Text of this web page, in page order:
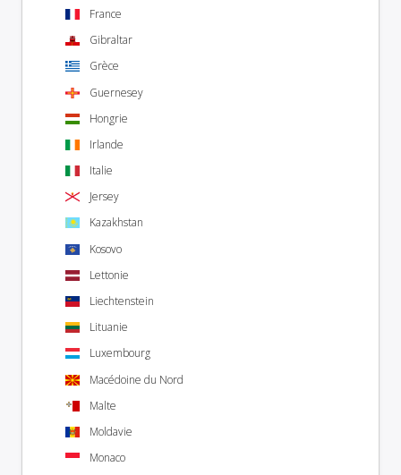
France
Gibraltar
Grèce
Guernesey
Hongrie
Irlande
Italie
Jersey
Kazakhstan
Kosovo
Lettonie
Liechtenstein
Lituanie
Luxembourg
Macédoine du Nord
Malte
Moldavie
Monaco